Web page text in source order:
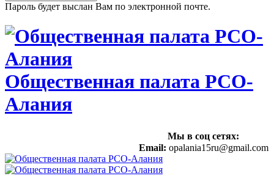
Пароль будет выслан Вам по электронной почте.
Общественная палата РСО-
Алания
Мы в соц сетях:
Email: opalania15ru@gmail.com